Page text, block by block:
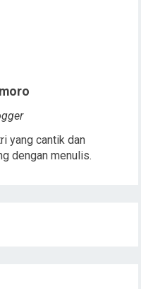
yang cantik dan
dengan menulis.